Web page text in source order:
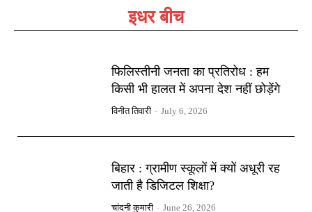
इधर बीच
फिलिस्तीनी जनता का प्रतिरोध : हम
किसी भी हालत में अपना देश नहीं छोड़ेंगे
विनीत तिवारी - July 6, 2026
बिहार : ग्रामीण स्कूलों में क्यों अधूरी रह
जाती है डिजिटल शिक्षा?
चांदनी कुमारी - June 26, 2026